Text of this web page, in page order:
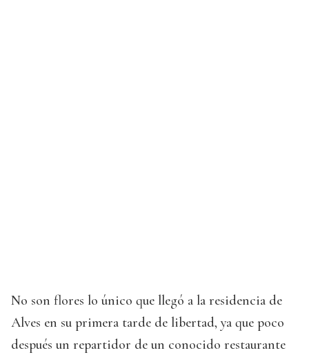
No son flores lo único que llegó a la residencia de
Alves en su primera tarde de libertad, ya que poco
después un repartidor de un conocido restaurante